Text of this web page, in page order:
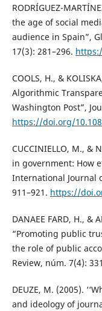
RODRÍGUEZ-
the age of social
audience in Spain”,
17(3): 281–296.
COOLS, H., &
Algorithmic
Washington Post”,
https://doi.org/
CUCCINIELLO, M., &
in government: How
International Journal
911–921. https://
DANAEE FARD, H., &
“Promoting public
the role of public
Review, núm. 7(4):
DEUZE, M. (2005).
and ideology of